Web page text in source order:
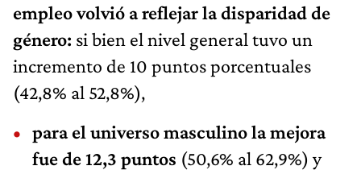
empleo volvió a reflejar la disparidad de
género: si bien el nivel general tuvo un
incremento de 10 puntos porcentuales
(42,8% al 52,8%),
para el universo masculino la mejora
fue de 12,3 puntos (50,6% al 62,9%) y